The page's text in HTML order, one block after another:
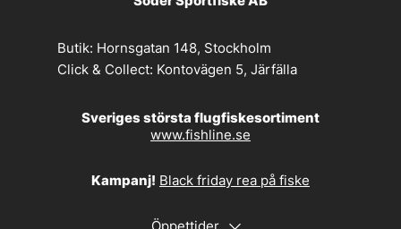
Butik: Hornsgatan 148, Stockholm
Click & Collect: Kontovägen 5, Järfälla
Sveriges största flugfiskesortiment
www.fishline.se
Kampanj! Black friday rea på fiske